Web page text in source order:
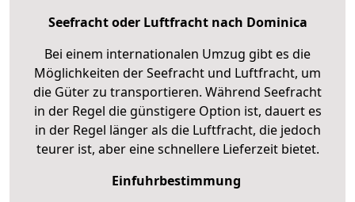
Seefracht oder Luftfracht nach Dominica
Bei einem internationalen Umzug gibt es die
Möglichkeiten der Seefracht und Luftfracht, um
die Güter zu transportieren. Während Seefracht
in der Regel die günstigere Option ist, dauert es
in der Regel länger als die Luftfracht, die jedoch
teurer ist, aber eine schnellere Lieferzeit bietet.
Einfuhrbestimmung